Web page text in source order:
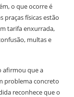
o que ocorre é
praças físicas estão
tarifa enxurrada,
multas e
afirmou que a
problema concreto
reconhece que o